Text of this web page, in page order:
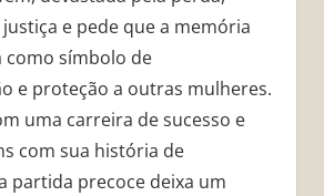
e pede que a memória
como símbolo de
e proteção a outras mulheres.
uma carreira de sucesso e
com sua história de
partida precoce deixa um